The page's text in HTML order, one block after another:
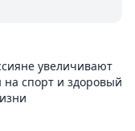
увеличивают
на спорт и здоровый